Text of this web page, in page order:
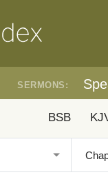
SERMONS:
BSB